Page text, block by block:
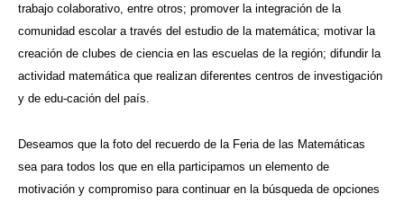
trabajo colaborativo, entre otros; promover la integración de la
comunidad escolar a través del estudio de la matemática; motivar la
creación de clubes de ciencia en las escuelas de la región; difundir la
actividad matemática que realizan diferentes centros de investigación
y de edu-cación del país.
Deseamos que la foto del recuerdo de la Feria de las Matemáticas
sea para todos los que en ella participamos un elemento de
motivación y compromiso para continuar en la búsqueda de opciones